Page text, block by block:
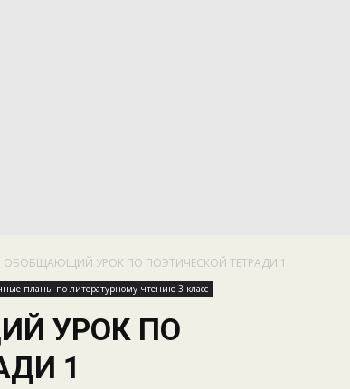
ПЛАНИРОВАНИЕ
ОБОБЩАЮЩИЙ УРОК ПО ПОЭТИЧЕСКОЙ ТЕТРАДИ 1
планы по литературному чтению 3 класс
УРОК ПО
1